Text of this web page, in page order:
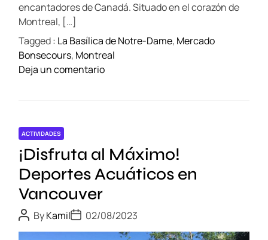
i
o
d
e
a
m
i
ó
encantadores de Canadá. Situado en el corazón de
Montreal, […]
Tagged : La Basílica de Notre-Dame, Mercado
Bonsecours, Montreal
Deja un comentarioo
D
b
r
l
ACTIVIDADES
¡Disfruta al Máximo!
Deportes Acuáticos en
Vancouver
P
o
s
ByKamilP
o
s
02/08/2023